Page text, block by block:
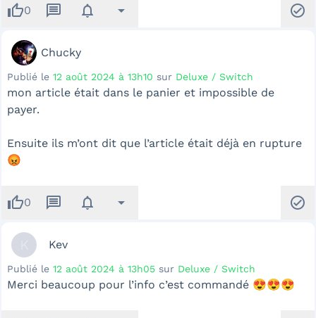
thumb_up0 message notifications arrow_drop_down check_circle
Chucky
Publié le 12 août 2024 à 13h10 sur Deluxe / Switch
mon article était dans le panier et impossible de
payer.
Ensuite ils m’ont dit que l’article était déjà en rupture
😡
thumb_up0 message notifications arrow_drop_down check_circle
Kev
Publié le 12 août 2024 à 13h05 sur Deluxe / Switch
Merci beaucoup pour l’info c’est commandé 😍😍😍